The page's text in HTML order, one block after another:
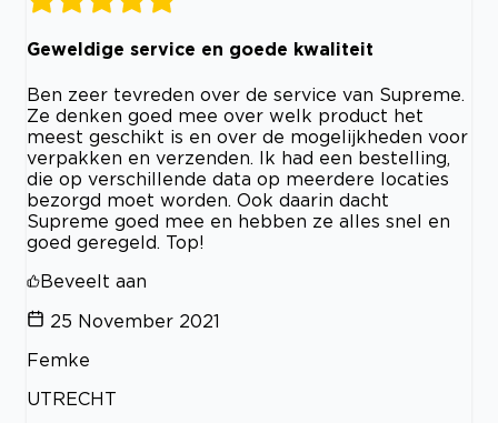
Geweldige service en goede kwaliteit
Ben zeer tevreden over de service van Supreme.
Ze denken goed mee over welk product het
meest geschikt is en over de mogelijkheden voor
verpakken en verzenden. Ik had een bestelling,
die op verschillende data op meerdere locaties
bezorgd moet worden. Ook daarin dacht
Supreme goed mee en hebben ze alles snel en
goed geregeld. Top!
Beveelt aan
25 November 2021
Femke
UTRECHT